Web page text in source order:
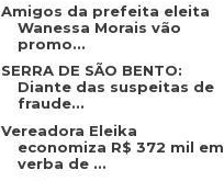
Amigos da prefeita eleita
Wanessa Morais vão
promo...
SERRA DE SÃO BENTO:
Diante das suspeitas de
fraude...
Vereadora Eleika
economiza R$ 372 mil em
verba de ...